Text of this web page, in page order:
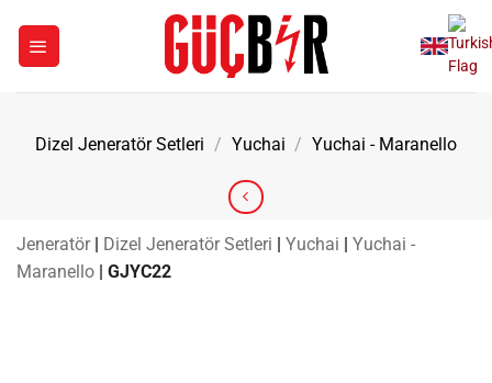
Dizel Jeneratör Setleri / Yuchai / Yuchai - Maranello
Jeneratör | Dizel Jeneratör Setleri | Yuchai | Yuchai -
Maranello | GJYC22